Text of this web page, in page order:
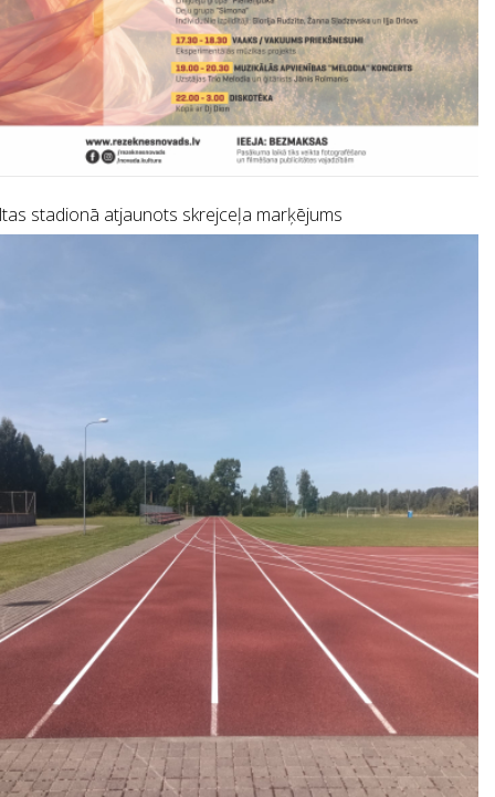
stadionā atjaunots skrejceļa marķējums